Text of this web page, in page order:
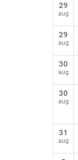
29
aug
29
aug
30
aug
30
aug
31
aug